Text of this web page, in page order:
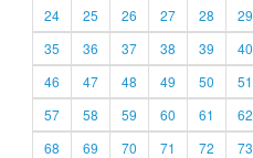
24
25 26 27 28 29
35
36 37 38 39 40
46
47 48 49 50 51
57
58 59 60 61 62
68
69 70 71 72 73